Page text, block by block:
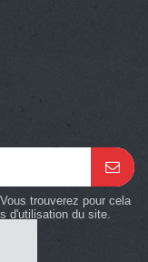
trouverez pour cela
d'utilisation du site.